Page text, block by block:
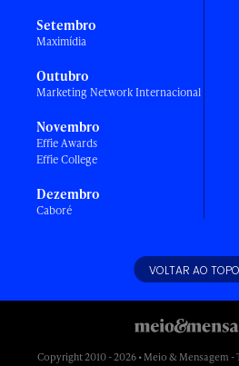
Setembro
Maximídia
Outubro
Marketing Network Internacional
Novembro
Effie Awards
Effie College
Dezembro
Caboré
VOLTAR AO TOPO
Copyright 2010 - 2026 • Meio & Mensagem